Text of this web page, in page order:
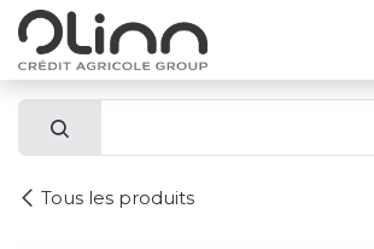
Se rendre au contenu
Tous les produits